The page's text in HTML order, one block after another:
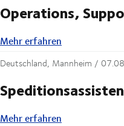
Operations,
Mehr erfahren
Mehr erfahren
Deutschland, Mannheim /
Mehr erfahren
Mehr erfahren